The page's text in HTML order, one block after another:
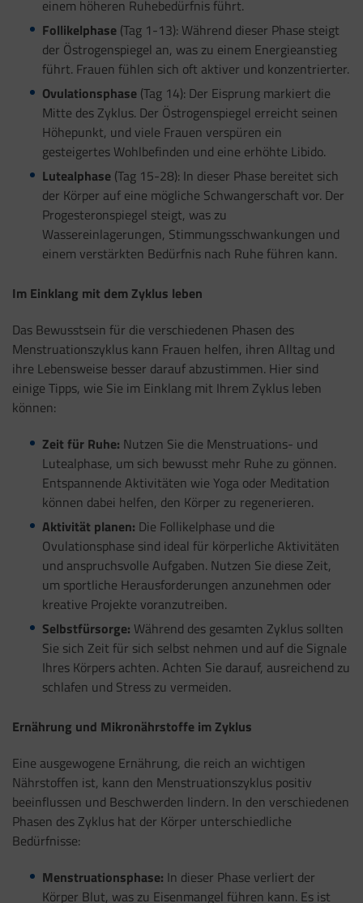
einem höheren Ruhebedürfnis führt.
Follikelphase(Tag 1-13): Während dieser Phase steigt
der Östrogenspiegel an, was zu einem Energieanstieg
führt. Frauen fühlen sich oft aktiver und konzentrierter.
Ovulationsphase(Tag 14): Der Eisprung markiert die
Mitte des Zyklus. Der Östrogenspiegel erreicht seinen
Höhepunkt, und viele Frauen verspüren ein
gesteigertes Wohlbefinden und eine erhöhte Libido.
Lutealphase(Tag 15-28): In dieser Phase bereitet sich
der Körper auf eine mögliche Schwangerschaft vor. Der
Progesteronspiegel steigt, was zu
Wassereinlagerungen, Stimmungsschwankungen und
einem verstärkten Bedürfnis nach Ruhe führen kann.
Im Einklang mit dem Zyklus leben
Das Bewusstsein für die verschiedenen Phasen des
Menstruationszyklus kann Frauen helfen, ihren Alltag und
ihre Lebensweise besser darauf abzustimmen. Hier sind
einige Tipps, wie Sie im Einklang mit Ihrem Zyklus leben
können:
Zeit für Ruhe: Nutzen Sie die Menstruations- und
Lutealphase, um sich bewusst mehr Ruhe zu gönnen.
Entspannende Aktivitäten wie Yoga oder Meditation
können dabei helfen, den Körper zu regenerieren.
Aktivität planen: Die Follikelphase und die
Ovulationsphase sind ideal für körperliche Aktivitäten
und anspruchsvolle Aufgaben. Nutzen Sie diese Zeit,
um sportliche Herausforderungen anzunehmen oder
kreative Projekte voranzutreiben.
Selbstfürsorge: Während des gesamten Zyklus sollten
Sie sich Zeit für sich selbst nehmen und auf die Signale
Ihres Körpers achten. Achten Sie darauf, ausreichend zu
schlafen und Stress zu vermeiden.
Ernährung und Mikronährstoffe im Zyklus
Eine ausgewogene Ernährung, die reich an wichtigen
Nährstoffen ist, kann den Menstruationszyklus positiv
beeinflussen und Beschwerden lindern. In den verschiedenen
Phasen des Zyklus hat der Körper unterschiedliche
Bedürfnisse:
Menstruationsphase: In dieser Phase verliert der
Körper Blut, was zu Eisenmangel führen kann. Es ist